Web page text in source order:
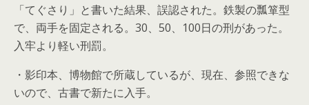
「てぐさり」と書いた結果、誤認された。鉄製の瓢箪型
で、両手を固定される。30、50、100日の刑があった。
入牢より軽い刑罰。
・影印本、博物館で所蔵しているが、現在、参照できな
いので、古書で新たに入手。